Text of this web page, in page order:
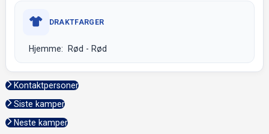
DRAKTFARGER
Hjemme: Rød - Rød
Kontaktpersoner
Siste kamper
Neste kamper